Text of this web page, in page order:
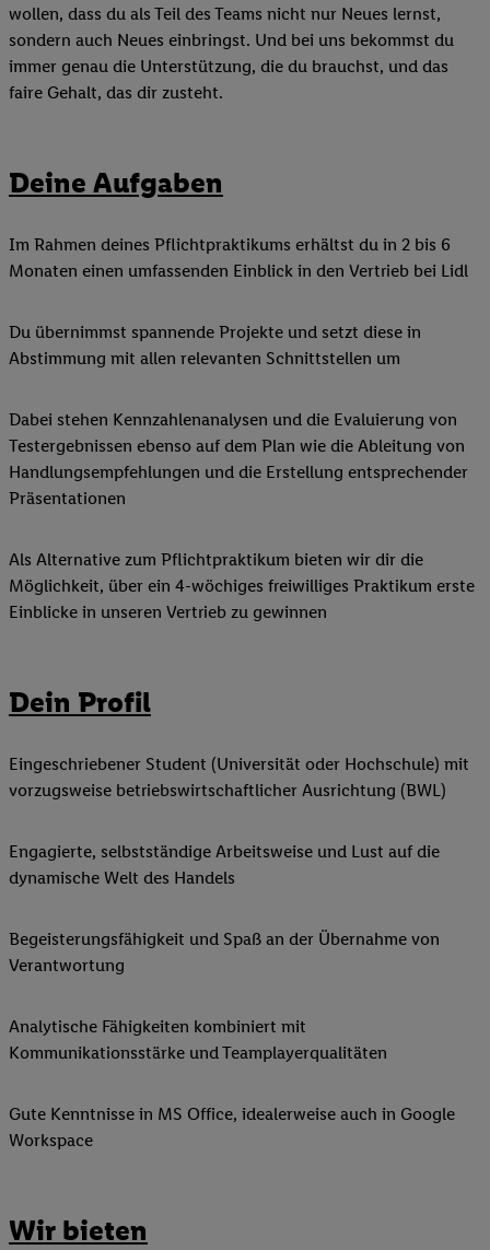
wollen, dass du als Teil des Teams nicht nur Neues lernst,
sondern auch Neues einbringst. Und bei uns bekommst du
immer genau die Unterstützung, die du brauchst, und das
faire Gehalt, das dir zusteht.
Deine Aufgaben
Im Rahmen deines Pflichtpraktikums erhältst du in 2 bis 6
Monaten einen umfassenden Einblick in den Vertrieb bei Lidl
Du übernimmst spannende Projekte und setzt diese in
Abstimmung mit allen relevanten Schnittstellen um
Dabei stehen Kennzahlenanalysen und die Evaluierung von
Testergebnissen ebenso auf dem Plan wie die Ableitung von
Handlungsempfehlungen und die Erstellung entsprechender
Präsentationen
Als Alternative zum Pflichtpraktikum bieten wir dir die
Möglichkeit, über ein 4-wöchiges freiwilliges Praktikum erste
Einblicke in unseren Vertrieb zu gewinnen
Dein Profil
Eingeschriebener Student (Universität oder Hochschule) mit
vorzugsweise betriebswirtschaftlicher Ausrichtung (BWL)
Engagierte, selbstständige Arbeitsweise und Lust auf die
dynamische Welt des Handels
Begeisterungsfähigkeit und Spaß an der Übernahme von
Verantwortung
Analytische Fähigkeiten kombiniert mit
Kommunikationsstärke und Teamplayerqualitäten
Gute Kenntnisse in MS Office, idealerweise auch in Google
Workspace
Wir bieten